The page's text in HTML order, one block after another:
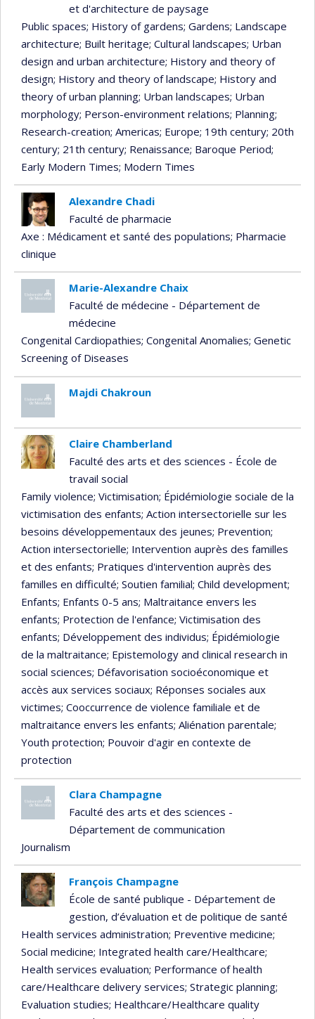
et d'architecture de paysage
Public spaces; History of gardens; Gardens; Landscape
architecture; Built heritage; Cultural landscapes; Urban
design and urban architecture; History and theory of
design; History and theory of landscape; History and
theory of urban planning; Urban landscapes; Urban
morphology; Person-environment relations; Planning;
Research-creation; Americas; Europe; 19th century; 20th
century; 21th century; Renaissance; Baroque Period;
Early Modern Times; Modern Times
Alexandre Chadi
Faculté de pharmacie
Axe : Médicament et santé des populations; Pharmacie
clinique
Marie-Alexandre Chaix
Faculté de médecine - Département de
médecine
Congenital Cardiopathies; Congenital Anomalies; Genetic
Screening of Diseases
Majdi Chakroun
Claire Chamberland
Faculté des arts et des sciences - École de
travail social
Family violence; Victimisation; Épidémiologie sociale de la
victimisation des enfants; Action intersectorielle sur les
besoins développementaux des jeunes; Prevention;
Action intersectorielle; Intervention auprès des familles
et des enfants; Pratiques d'intervention auprès des
familles en difficulté; Soutien familial; Child development;
Enfants; Enfants 0-5 ans; Maltraitance envers les
enfants; Protection de l'enfance; Victimisation des
enfants; Développement des individus; Épidémiologie
de la maltraitance; Epistemology and clinical research in
social sciences; Défavorisation socioéconomique et
accès aux services sociaux; Réponses sociales aux
victimes; Cooccurrence de violence familiale et de
maltraitance envers les enfants; Aliénation parentale;
Youth protection; Pouvoir d'agir en contexte de
protection
Clara Champagne
Faculté des arts et des sciences -
Département de communication
Journalism
François Champagne
École de santé publique - Département de
gestion, d’évaluation et de politique de santé
Health services administration; Preventive medicine;
Social medicine; Integrated health care/Healthcare;
Health services evaluation; Performance of health
care/Healthcare delivery services; Strategic planning;
Evaluation studies; Healthcare/Healthcare quality